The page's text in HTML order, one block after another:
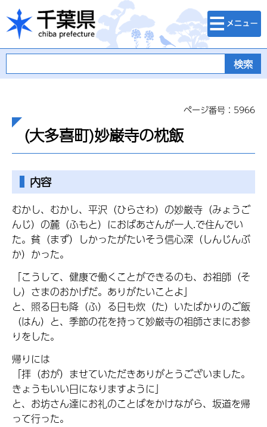
千葉県
検索・メニュ
ー
ページ番号：5966
(大多喜町)妙巌寺の枕飯
内容
むかし、むかし、平沢（ひらさわ）の妙厳寺（みょうご
んじ）の麓（ふもと）におばあさんが一人.で住んでい
た。貧（まず）しかったがたいそう信心深（しんじんぶ
か）かった。
「こうして、健康で働くことができるのも、お祖師（そ
し）さまのおかげだ。ありがたいことよ」
と、照る日も降（ふ）る日も炊（た）いたばかりのご飯
（はん）と、季節の花を持って妙厳寺の祖師さまにお参
りをした。
帰りには
「拝（おが）ませていただきありがとうございました。
きょうもいい日になりますように」
と、お坊さん達にお礼のことばをかけながら、坂道を帰
って行った。